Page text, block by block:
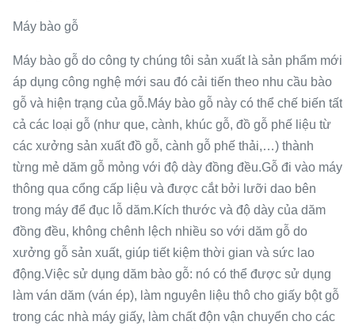
Máy bào gỗ
Máy bào gỗ do công ty chúng tôi sản xuất là sản phẩm mới
áp dụng công nghệ mới sau đó cải tiến theo nhu cầu bào
gỗ và hiện trạng của gỗ.Máy bào gỗ này có thể chế biến tất
cả các loại gỗ (như que, cành, khúc gỗ, đồ gỗ phế liệu từ
các xưởng sản xuất đồ gỗ, cành gỗ phế thải,…) thành
từng mẻ dăm gỗ mỏng với độ dày đồng đều.Gỗ đi vào máy
thông qua cổng cấp liệu và được cắt bởi lưỡi dao bên
trong máy để đục lỗ dăm.Kích thước và độ dày của dăm
đồng đều, không chênh lệch nhiều so với dăm gỗ do
xưởng gỗ sản xuất, giúp tiết kiệm thời gian và sức lao
động.Việc sử dụng dăm bào gỗ: nó có thể được sử dụng
làm ván dăm (ván ép), làm nguyên liệu thô cho giấy bột gỗ
trong các nhà máy giấy, làm chất độn vận chuyển cho các